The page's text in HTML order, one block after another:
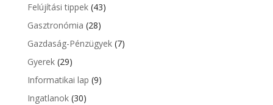
Felújítási tippek(43)
Gasztronómia (28)
Gazdaság-Pénzügyek(7)
Gyerek(29)
Informatikai lap (9)
Ingatlanok(30)